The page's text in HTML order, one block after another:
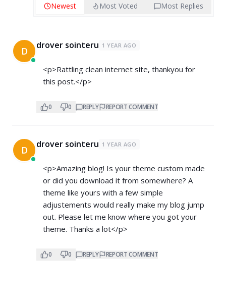
Newest Most Voted Most Replies
D drover sointeru 1 YEAR AGO
<p>Rattling clean internet site, thankyou for
this post.</p>
0 0 REPLY REPORT COMMENT
D drover sointeru 1 YEAR AGO
<p>Amazing blog! Is your theme custom made
or did you download it from somewhere? A
theme like yours with a few simple
adjustements would really make my blog jump
out. Please let me know where you got your
theme. Thanks a lot</p>
0 0 REPLY REPORT COMMENT